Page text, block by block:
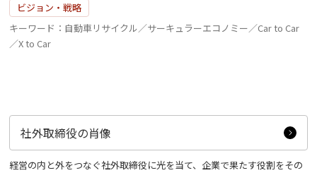
ビジョン・戦略
キーワード：自動車リサイクル／サーキュラーエコノミー／Car to Car
／X to Car
社外取締役の肖像
経営の内と外をつなぐ社外取締役に光を当て、企業で果たす役割をその